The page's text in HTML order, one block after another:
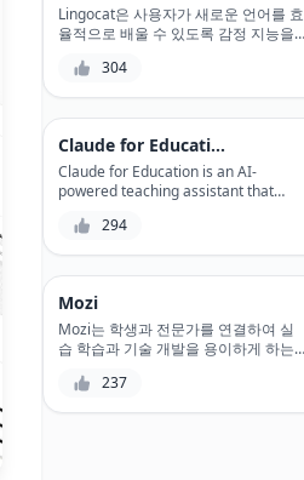
Lingocat은 사용자가 새로운 언어를 효
율적으로 배울 수 있도록 감정 지능을
플랫폼입니다. 방대한 대화형 수업 라
인 언어 습득으로 이어집니다.
304
Claude for Education
Claude for Education is an AI-
powered teaching assistant that
learning plans for students, track
grading time, and focus on what
matters most - student learning.
294
Mozi
Mozi는 학생과 전문가를 연결하여 실
습 학습과 기술 개발을 용이하게 하는
Mozi를 사용하면 사용자는 다양한 과
237